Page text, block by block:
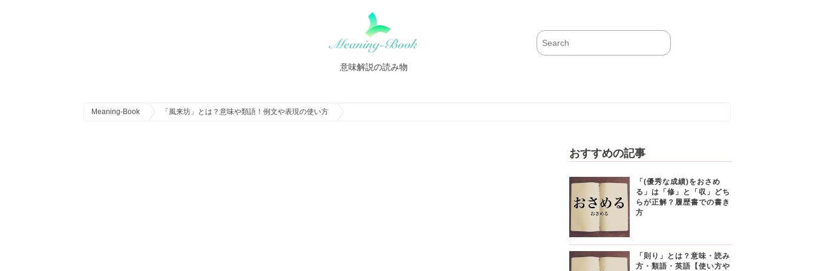
意味解説の読み物
Meaning-Book 「風来坊」とは？意味や類語！例文や表現の使い方
おすすめの記事
「(優秀な成績)をおさめ
る」は「修」と「収」どち
らが正解？履歴書での書き
方
「則り」とは？意味・読み
方・類語・英語【使い方や